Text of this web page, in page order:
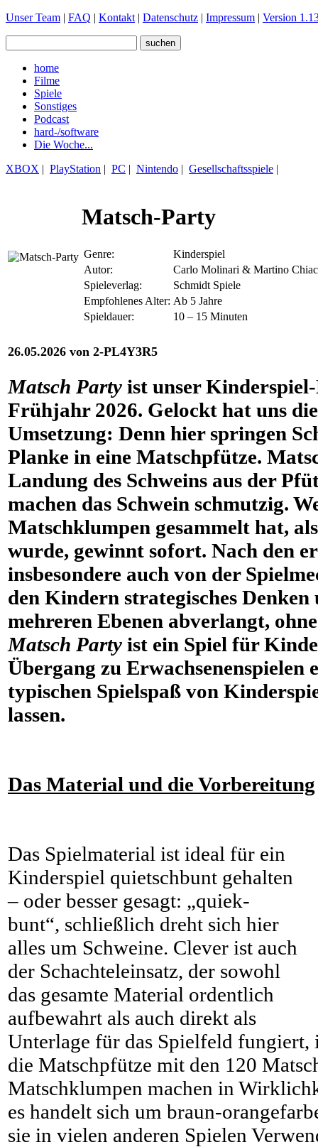
Unser Team | FAQ | Kontakt | Datenschutz | Impressum | Version
home
Filme
Spiele
Sonstiges
Podcast
hard-/software
Die Woche...
XBOX | PlayStation | PC | Nintendo | Gesellschaftsspiele |
Matsch-Party
Genre:
Kinderspiel
Autor:
Carlo Molinari & Martino
Spieleverlag:
Schmidt Spiele
Empfohlenes Alter: Ab 5 Jahre
Spieldauer:
10 – 15 Minuten
26.05.2026 von 2-PL4Y3R5
Matsch Party ist unser
Frühjahr 2026. Gelockt hat uns
Umsetzung: Denn hier springen
Planke in eine Matschpfütze.
Landung des Schweins aus der
machen das Schwein schmutzig.
Matschklumpen gesammelt hat,
wurde, gewinnt sofort. Nach den
insbesondere auch von der
den Kindern strategisches Denken
mehreren Ebenen abverlangt,
Matsch Party ist ein Spiel für
Übergang zu Erwachsenenspielen
typischen Spielspaß von
lassen.
Das Material und die Vorbereitung
Das Spielmaterial ist ideal für ein
Kinderspiel quietschbunt gehalten
– oder besser gesagt: „quiek-
bunt“, schließlich dreht sich hier
alles um Schweine. Clever ist auch
der Schachteleinsatz, der sowohl
das gesamte Material ordentlich
aufbewahrt als auch direkt als
Unterlage für das Spielfeld fungiert,
die Matschpfütze mit den 120
Matschklumpen machen in
es handelt sich um braun-
sie in vielen anderen Spielen